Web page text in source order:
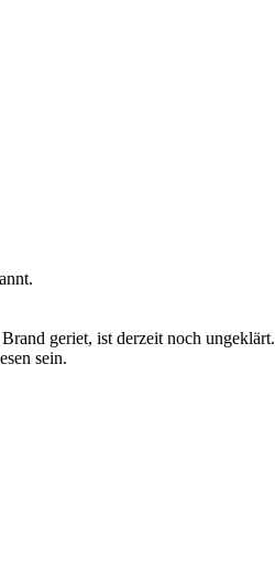
geriet, ist derzeit noch ungeklärt.
sein.